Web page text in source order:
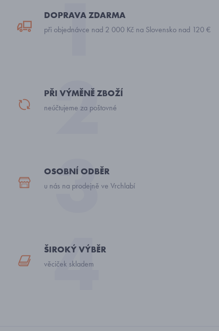
DOPRAVA ZDARMA
při objednávce nad 2 000 Kč na Slovensko nad 120 €
PŘI VÝMĚNĚ ZBOŽÍ
neúčtujeme za poštovné
OSOBNÍ ODBĚR
u nás na prodejně ve Vrchlabí
ŠIROKÝ VÝBĚR
věciček skladem